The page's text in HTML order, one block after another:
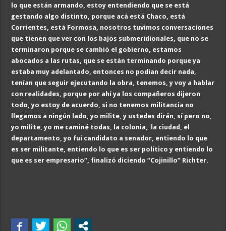
lo que están armando, estoy entendiendo que se está
gestando algo distinto, porque acá está Chaco, está
Corrientes, está Formosa, nosotros tuvimos conversaciones
que tienen que ver con los bajos submeridionales, que no se
terminaron porque se cambió el gobierno, estamos
abocados a las rutas, que se están terminando porque ya
estaba muy adelantado, entonces no podían decir nada,
tenían que seguir ejecutando la obra, tenemos, y voy a hablar
con realidades, porque por ahí ya los compañeros dijeron
todo, yo estoy de acuerdo, si no tenemos militancia no
llegamos a ningún lado, yo milite, y ustedes dirán, sí pero no,
yo milite, yo me caminé todas, la colonia, la ciudad, el
departamento, yo fui candidato a senador, entiendo lo que
es ser militante, entiendo lo que es ser político y entiendo lo
que es ser empresario”, finalizó diciendo “Cojinillo” Richter.